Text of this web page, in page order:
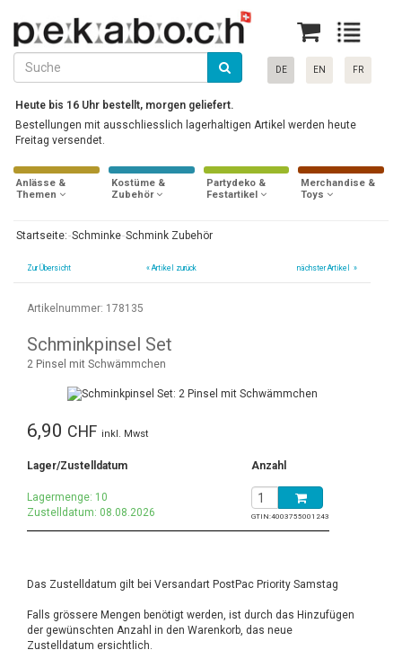
DE EN FR
Heute bis 16 Uhr bestellt, morgen geliefert.
Bestellungen mit ausschliesslich lagerhaltigen Artikel werden heute
Freitag versendet.
Anlässe &
Themen
Kostüme &
Zubehör
Partydeko &
Festartikel
Merchandise &
Toys
Startseite: Schminke Schmink Zubehör
Zur Übersicht «Artikel zurück nächster Artikel »
Artikelnummer: 178135
Schminkpinsel Set
2 Pinsel mit Schwämmchen
6,90 CHF inkl. Mwst
Lager/Zustelldatum Anzahl
Lagermenge: 10
Zustelldatum: 08.08.2026
GTIN:4003755001243
Das Zustelldatum gilt bei Versandart PostPac Priority Samstag
Falls grössere Mengen benötigt werden, ist durch das Hinzufügen
der gewünschten Anzahl in den Warenkorb, das neue
Zustelldatum ersichtlich.